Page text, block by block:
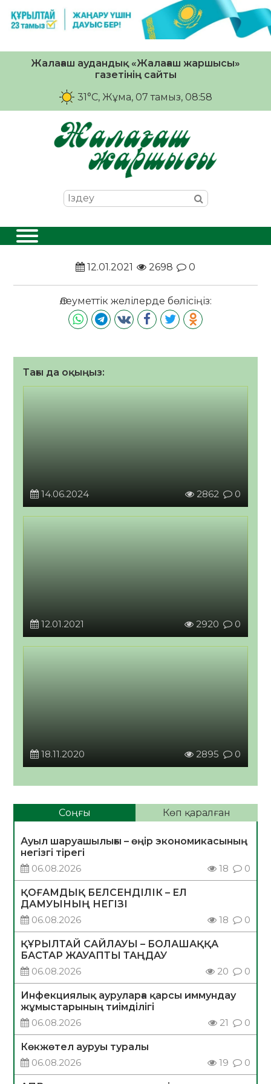
Жалағаш аудандық «Жалағаш жаршысы»
газетінің сайты
31°C, Жұма, 07 тамыз, 08:58
12.01.2021 2698 0
Әлеуметтік желілерде бөлісіңіз:
Тағы да оқыңыз:
14.06.2024 2862 0
12.01.2021 2920 0
18.11.2020 2895 0
Соңғы Көп қаралған
Ауыл шаруашылығы – өңір экономикасының
негізгі тірегі
06.08.2026
18 0
ҚОҒАМДЫҚ БЕЛСЕНДІЛІК – ЕЛ
ДАМУЫНЫҢ НЕГІЗІ
06.08.2026
18 0
ҚҰРЫЛТАЙ САЙЛАУЫ – БОЛАШАҚҚА
БАСТАР ЖАУАПТЫ ТАҢДАУ
06.08.2026
20 0
Инфекциялық ауруларға қарсы иммундау
жұмыстарының тиімділігі
06.08.2026
21 0
Көкжөтел ауруы туралы
06.08.2026
19 0